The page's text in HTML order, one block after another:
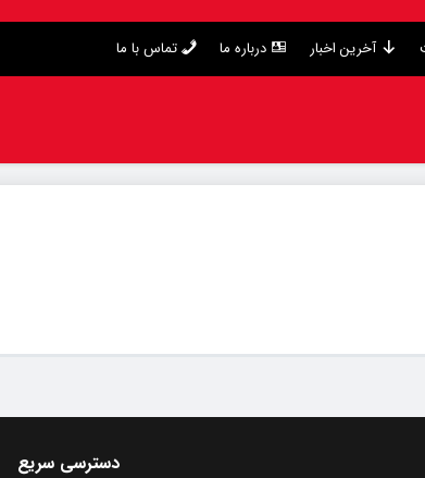
آخرین اخبار درباره ما تماس با ما
دسترسی سریع